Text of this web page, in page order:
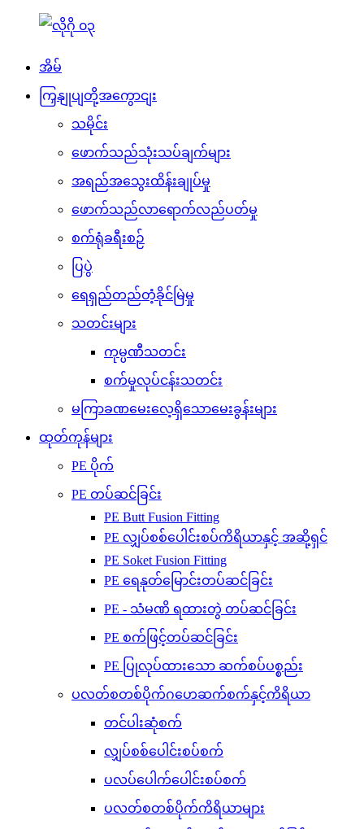
အိမ်
ကြှနျုပျတို့အကွောငျး
သမိုင်း
ဖောက်သည်သုံးသပ်ချက်များ
အရည်အသွေးထိန်းချုပ်မှု
ဖောက်သည်လာရောက်လည်ပတ်မှု
စက်ရုံခရီးစဉ်
ပြပွဲ
ရေရှည်တည်တံ့ခိုင်မြဲမှု
သတင်းများ
ကုမ္ပဏီသတင်း
စက်မှုလုပ်ငန်းသတင်း
မကြာခဏမေးလေ့ရှိသောမေးခွန်းများ
ထုတ်ကုန်များ
PE ပိုက်
PE တပ်ဆင်ခြင်း
PE Butt Fusion Fitting
PE လျှပ်စစ်ပေါင်းစပ်ကိရိယာနှင့် အဆို့ရှင်
PE Soket Fusion Fitting
PE ရေနုတ်မြောင်းတပ်ဆင်ခြင်း
PE - သံမဏိ ရထားတွဲ တပ်ဆင်ခြင်း
PE စက်ဖြင့်တပ်ဆင်ခြင်း
PE ပြုလုပ်ထားသော ဆက်စပ်ပစ္စည်း
ပလတ်စတစ်ပိုက်ဂဟေဆက်စက်နှင့်ကိရိယာ
တင်ပါးဆုံစက်
လျှပ်စစ်ပေါင်းစပ်စက်
ပလပ်ပေါက်ပေါင်းစပ်စက်
ပလတ်စတစ်ပိုက်ကိရိယာများ